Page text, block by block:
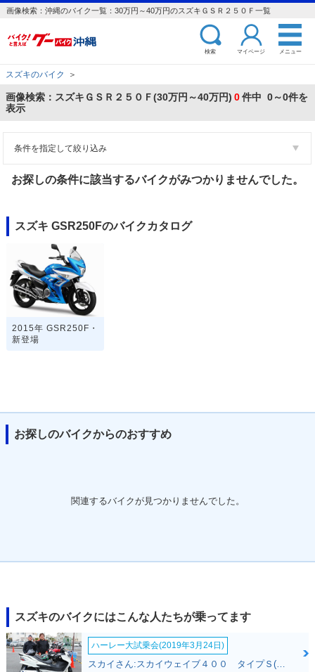
画像検索：沖縄のバイク一覧：30万円～40万円のスズキＧＳＲ２５０Ｆ一覧
検索 マイページ メニュー
スズキのバイク ＞
画像検索：スズキＧＳＲ２５０Ｆ(30万円～40万円) 0件中 0～0件を
表示
条件を指定して絞り込み
お探しの条件に該当するバイクがみつかりませんでした。
スズキ GSR250Fのバイクカタログ
2015年 GSR250F・
新登場
お探しのバイクからのおすすめ
関連するバイクが見つかりませんでした。
スズキのバイクにはこんな人たちが乗ってます
ハーレー大試乗会(2019年3月24日)